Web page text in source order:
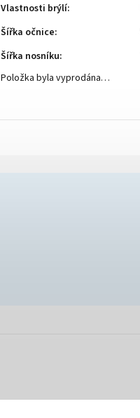
Vlastnosti brýlí:
Šířka očnice:
Šířka nosníku:
Položka byla vyprodána…